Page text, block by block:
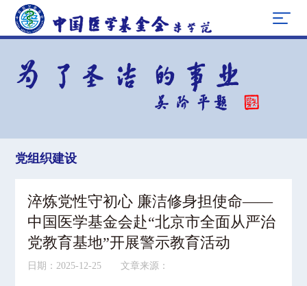
党组织建设
淬炼党性守初心 廉洁修身担使命——
中国医学基金会赴“北京市全面从严治
党教育基地”开展警示教育活动
日期：2025-12-25 文章来源：